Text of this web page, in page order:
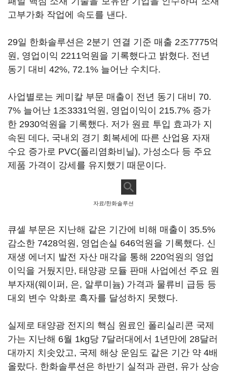
고부가화 작업에 속도를 낸다.
29일 한화솔루션은 2분기 연결 기준 매출 2조7775억
원, 영업이익 2211억원을 기록했다고 밝혔다. 전년
동기 대비 42%, 72.1% 늘어난 수치다.
사업별로는 케미칼 부문 매출이 전년 동기 대비 70.
7% 늘어난 1조3331억원, 영업이익이 215.7% 증가
한 2930억원을 기록했다. 저가 원료 투입 효과가 지
속된 데다, 국내외 경기 회복세에 따른 산업용 자재
수요 증가로 PVC(폴리염화비닐), 가성소다 등 주요
제품 가격이 강세를 유지했기 때문이다.
자료/한화솔루션
큐셀 부문은 지난해 같은 기간에 비해 매출이 35.5%
감소한 7428억원, 영업손실 646억원을 기록했다. 신
재생 에너지 발전 자산 매각을 통해 220억원의 영업
이익을 거뒀지만, 태양광 모듈 판매 사업에선 주요 원
부자재(웨이퍼, 은, 알루미늄) 가격과 물류비 급등 등
대외 변수 악화로 흑자를 달성하지 못했다.
실제로 태양광 전지의 핵심 원료인 폴리실리콘 국제
가는 지난해 6월 1kg당 7달러대에서 1년만에 28달러
대까지 치솟았고, 국제 해상 운임도 같은 기간 약 4배
올랐다. 한화솔루션은 하반기 실적과 관련, 유가 상승